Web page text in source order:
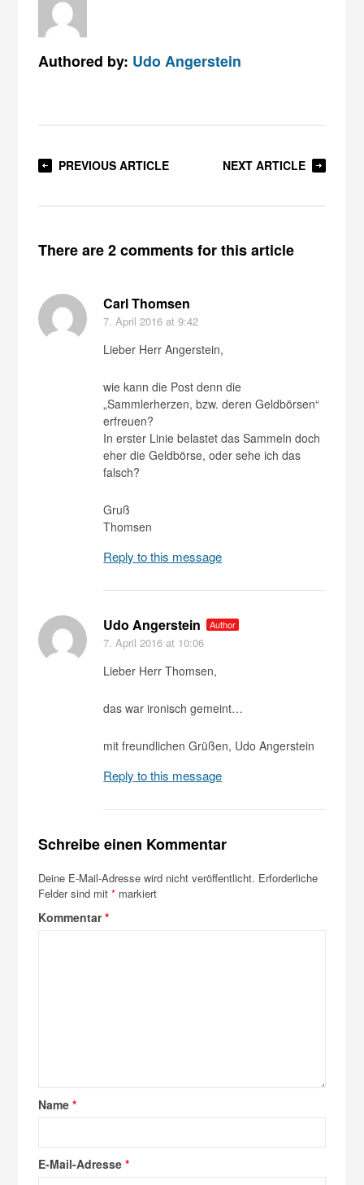
Authored by: Udo Angerstein
PREVIOUS ARTICLE NEXT ARTICLE
There are 2 comments for this article
Carl Thomsen
7. April 2016 at 9:42
Lieber Herr Angerstein,
wie kann die Post denn die
„Sammlerherzen, bzw. deren Geldbörsen“
erfreuen?
In erster Linie belastet das Sammeln doch
eher die Geldbörse, oder sehe ich das
falsch?
Gruß
Thomsen
Reply to this message
Udo Angerstein Author
7. April 2016 at 10:06
Lieber Herr Thomsen,
das war ironisch gemeint…
mit freundlichen Grüßen, Udo Angerstein
Reply to this message
Schreibe einen Kommentar
Deine E-Mail-Adresse wird nicht veröffentlicht. Erforderliche
Felder sind mit* markiert
Kommentar*
Name*
E-Mail-Adresse*